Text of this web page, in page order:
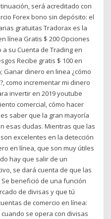
será acreditado con
Forex bono sin depósito: el
gratuitas Tradorax es la
línea Gratis $ 200 Opciones
su Cuenta de Trading en
Recibe gratis $ 100 en
Ganar dinero en linea ¿cómo
como incrementar mi dinero
invertir en 2019 youtube
comercial, cómo hacer
saber que la gran mayoría
esas dudas. Mientras que las
excelentes en la detección
en línea, que son muy útiles
hay que salir de un
se dará cuenta de que las
benefició de una función
de divisas y que tú
de comercio en línea:
se opera con divisas